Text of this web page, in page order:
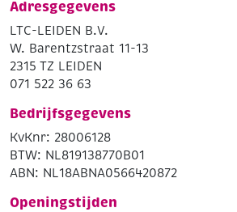
Adresgegevens
LTC-LEIDEN B.V.
W. Barentzstraat 11-13
2315 TZ LEIDEN
071 522 36 63
Bedrijfsgegevens
KvKnr: 28006128
BTW: NL819138770B01
ABN: NL18ABNA0566420872
Openingstijden